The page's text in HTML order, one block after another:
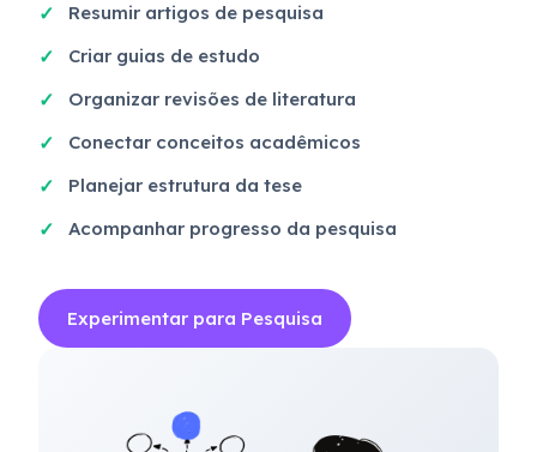
Resumir artigos de pesquisa
Criar guias de estudo
Organizar revisões de literatura
Conectar conceitos acadêmicos
Planejar estrutura da tese
Acompanhar progresso da pesquisa
Experimentar para Pesquisa